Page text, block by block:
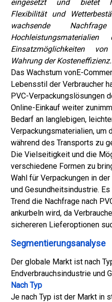
eingesetzt und bietet
Flexibilität und
wachsende
Einsatzmöglichkeiten
Wahrung der Kosteneffizienz.
Das Wachstum vonE-
Lebensstil der Verbraucher
PVC-Verpackungslösungen
Online-Einkauf weiter
Bedarf an langlebigen,
Verpackungsmaterialien, um
während des Transports zu
Die Vielseitigkeit und die
verschiedene Formen zu
Wahl für Verpackungen in
und Gesundheitsindustrie.
Trend die Nachfrage nach
ankurbeln wird, da
sichereren Lieferoptionen
Segmentierungsanalyse
Der globale Markt ist nach
Endverbrauchsindustrie und
Nach Typ
Je nach Typ ist der Markt in